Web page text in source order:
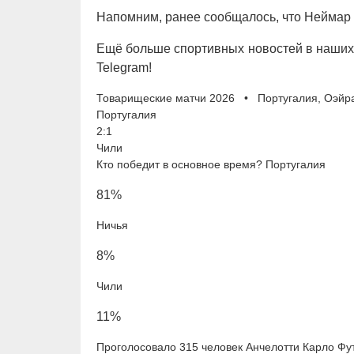
Напомним, ранее сообщалось, что
Ещё больше спортивных новостей в
Telegram!
Товарищеские матчи 2026 • Португалия,
Португалия
2:1
Чили
Кто победит в основное время? Португалия
81%
Ничья
8%
Чили
11%
Проголосовало 315 человек Анчелотти Карло